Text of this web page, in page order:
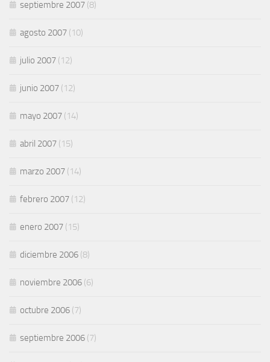
septiembre 2007 (8)
agosto 2007 (10)
julio 2007 (12)
junio 2007 (12)
mayo 2007 (14)
abril 2007 (15)
marzo 2007 (14)
febrero 2007 (12)
enero 2007 (15)
diciembre 2006 (8)
noviembre 2006 (6)
octubre 2006 (7)
septiembre 2006 (7)